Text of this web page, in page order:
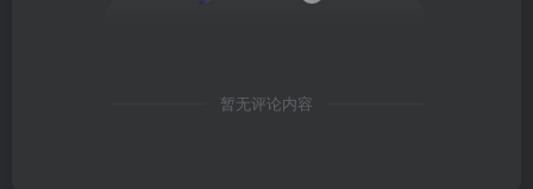
暂无评论内容